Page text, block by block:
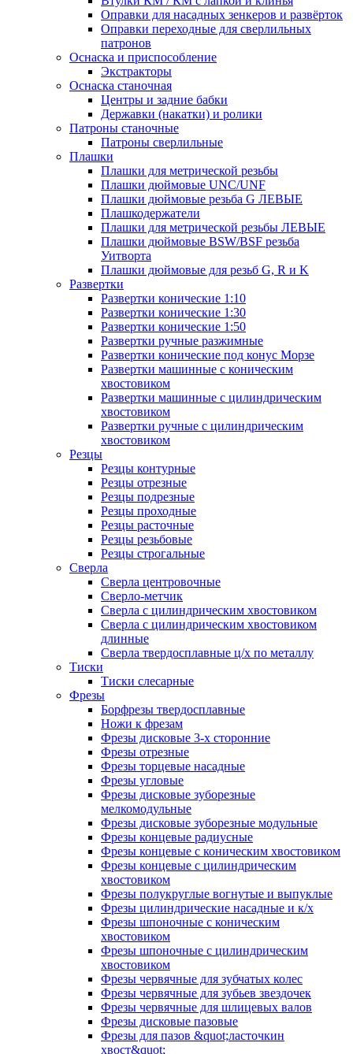
Оправки для насадных зенкеров и развёрток
Оправки переходные для сверлильных
патронов
Оснаска и приспособление
Экстракторы
Оснаска станочная
Центры и задние бабки
Державки (накатки) и ролики
Патроны станочные
Патроны сверлильные
Плашки
Плашки для метрической резьбы
Плашки дюймовые UNC/UNF
Плашки дюймовые резьба G ЛЕВЫЕ
Плашкодержатели
Плашки для метрической резьбы ЛЕВЫЕ
Плашки дюймовые BSW/BSF резьба
Уитворта
Плашки дюймовые для резьб G, R и K
Развертки
Развертки конические 1:10
Развертки конические 1:30
Развертки конические 1:50
Развертки ручные разжимные
Развертки конические под конус Морзе
Развертки машинные с коническим
хвостовиком
Развертки машинные с цилиндрическим
хвостовиком
Развертки ручные с цилиндрическим
хвостовиком
Резцы
Резцы контурные
Резцы отрезные
Резцы подрезные
Резцы проходные
Резцы расточные
Резцы резьбовые
Резцы строгальные
Сверла
Сверла центровочные
Сверло-метчик
Сверла с цилиндрическим хвостовиком
Сверла с цилиндрическим хвостовиком
длинные
Сверла твердосплавные ц/х по металлу
Тиски
Тиски слесарные
Фрезы
Борфрезы твердосплавные
Ножи к фрезам
Фрезы дисковые 3-х сторонние
Фрезы отрезные
Фрезы торцевые насадные
Фрезы угловые
Фрезы дисковые зуборезные
мелкомодульные
Фрезы дисковые зуборезные модульные
Фрезы концевые радиусные
Фрезы концевые с коническим хвостовиком
Фрезы концевые с цилиндрическим
хвостовиком
Фрезы полукруглые вогнутые и выпуклые
Фрезы цилиндрические насадные и к/х
Фрезы шпоночные с коническим
хвостовиком
Фрезы шпоночные с цилиндрическим
хвостовиком
Фрезы червячные для зубчатых колес
Фрезы червячные для зубьев звездочек
Фрезы червячные для шлицевых валов
Фрезы дисковые пазовые
Фрезы для пазов &quot;ласточкин
хвост&quot;